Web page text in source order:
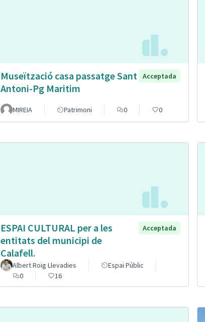
Museïtzació casa passatge Sant
Antoni-Pg Maritim
Acceptada
MIREIA Patrimoni 0 0
ESPAI CULTURAL per a les
entitats del municipi de
Calafell.
Acceptada
Albert Roig Llevadies
Espai Públic
0
16